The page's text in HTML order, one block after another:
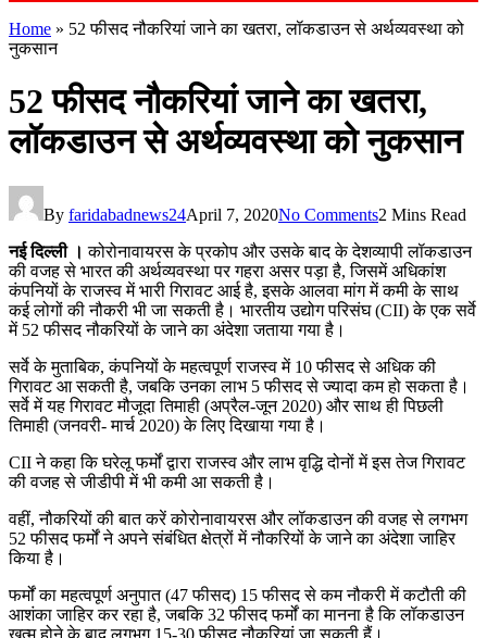
Home » 52 फीसद नौकरियां जाने का खतरा, लॉकडाउन से अर्थव्यवस्था को
नुकसान
52 फीसद नौकरियां जाने का खतरा,
लॉकडाउन से अर्थव्यवस्था को नुकसान
By faridabadnews24April 7, 2020No Comments2 Mins Read
नई दिल्ली । कोरोनावायरस के प्रकोप और उसके बाद के देशव्यापी लॉकडाउन
की वजह से भारत की अर्थव्यवस्था पर गहरा असर पड़ा है, जिसमें अधिकांश
कंपनियों के राजस्व में भारी गिरावट आई है, इसके आलवा मांग में कमी के साथ
कई लोगों की नौकरी भी जा सकती है। भारतीय उद्योग परिसंघ (CII) के एक सर्वे
में 52 फीसद नौकरियों के जाने का अंदेशा जताया गया है।
सर्वे के मुताबिक, कंपनियों के महत्वपूर्ण राजस्व में 10 फीसद से अधिक की
गिरावट आ सकती है, जबकि उनका लाभ 5 फीसद से ज्यादा कम हो सकता है।
सर्वे में यह गिरावट मौजूदा तिमाही (अप्रैल-जून 2020) और साथ ही पिछली
तिमाही (जनवरी- मार्च 2020) के लिए दिखाया गया है।
CII ने कहा कि घरेलू फर्मों द्वारा राजस्व और लाभ वृद्धि दोनों में इस तेज गिरावट
की वजह से जीडीपी में भी कमी आ सकती है।
वहीं, नौकरियों की बात करें कोरोनावायरस और लॉकडाउन की वजह से लगभग
52 फीसद फर्मों ने अपने संबंधित क्षेत्रों में नौकरियों के जाने का अंदेशा जाहिर
किया है।
फर्मों का महत्वपूर्ण अनुपात (47 फीसद) 15 फीसद से कम नौकरी में कटौती की
आशंका जाहिर कर रहा है, जबकि 32 फीसद फर्मों का मानना है कि लॉकडाउन
ख़त्म होने के बाद लगभग 15-30 फीसद नौकरियां जा सकती हैं।